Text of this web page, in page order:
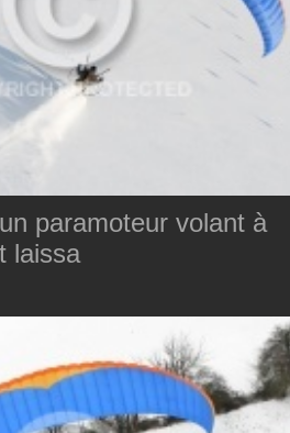
paramoteur volant à
laissa